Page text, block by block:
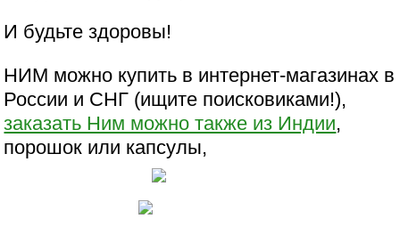
И будьте здоровы!
НИМ можно купить в интернет-магазинах в
России и СНГ (ищите поисковиками!),
заказать Ним можно также из Индии,
порошок или капсулы,